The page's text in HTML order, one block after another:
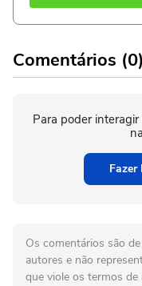
Comentários (0)
Para poder
Os comentários são
autores e não
que viole os termos de